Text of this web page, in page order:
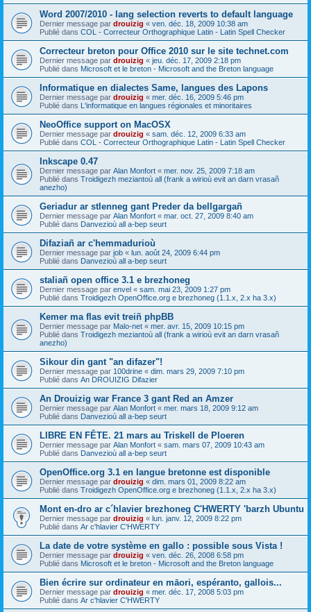
Word 2007/2010 - lang selection reverts to default language
Dernier message par drouizig « ven. déc. 18, 2009 10:38 am
Publié dans COL - Correcteur Orthographique Latin - Latin Spell Checker
Correcteur breton pour Office 2010 sur le site technet.com
Dernier message par drouizig « jeu. déc. 17, 2009 2:18 pm
Publié dans Microsoft et le breton - Microsoft and the Breton language
Informatique en dialectes Same, langues des Lapons
Dernier message par drouizig « mer. déc. 16, 2009 5:46 pm
Publié dans L'informatique en langues régionales et minoritaires
NeoOffice support on MacOSX
Dernier message par drouizig « sam. déc. 12, 2009 6:33 am
Publié dans COL - Correcteur Orthographique Latin - Latin Spell Checker
Inkscape 0.47
Dernier message par Alan Monfort « mer. nov. 25, 2009 7:18 am
Publié dans Troidigezh meziantoù all (frank a wirioù evit an darn vrasañ
anezho)
Geriadur ar stlenneg gant Preder da bellgargañ
Dernier message par Alan Monfort « mar. oct. 27, 2009 8:40 am
Publié dans Danvezioù all a-bep seurt
Difaziañ ar c'hemmadurioù
Dernier message par job « lun. août 24, 2009 6:44 pm
Publié dans Danvezioù all a-bep seurt
staliañ open office 3.1 e brezhoneg
Dernier message par envel « sam. mai 23, 2009 1:27 pm
Publié dans Troidigezh OpenOffice.org e brezhoneg (1.1.x, 2.x ha 3.x)
Kemer ma flas evit treiñ phpBB
Dernier message par Malo-net « mer. avr. 15, 2009 10:15 pm
Publié dans Troidigezh meziantoù all (frank a wirioù evit an darn vrasañ
anezho)
Sikour din gant "an difazer"!
Dernier message par 100drine « dim. mars 29, 2009 7:10 pm
Publié dans An DROUIZIG Difazier
An Drouizig war France 3 gant Red an Amzer
Dernier message par Alan Monfort « mer. mars 18, 2009 9:12 am
Publié dans Danvezioù all a-bep seurt
LIBRE EN FÊTE. 21 mars au Triskell de Ploeren
Dernier message par Alan Monfort « sam. mars 07, 2009 10:43 am
Publié dans Danvezioù all a-bep seurt
OpenOffice.org 3.1 en langue bretonne est disponible
Dernier message par drouizig « dim. mars 01, 2009 8:22 am
Publié dans Troidigezh OpenOffice.org e brezhoneg (1.1.x, 2.x ha 3.x)
Mont en-dro ar c´hlavier brezhoneg C'HWERTY 'barzh Ubuntu
Dernier message par drouizig « lun. janv. 12, 2009 8:22 pm
Publié dans Ar c'hlavier C'HWERTY
La date de votre système en gallo : possible sous Vista !
Dernier message par drouizig « ven. déc. 26, 2008 6:58 pm
Publié dans Microsoft et le breton - Microsoft and the Breton language
Bien écrire sur ordinateur en māori, espéranto, gallois...
Dernier message par drouizig « mer. déc. 17, 2008 5:03 pm
Publié dans Ar c'hlavier C'HWERTY